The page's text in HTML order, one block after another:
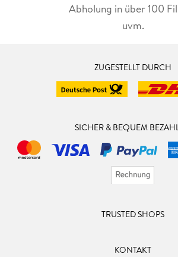
Abholung in über 100
uvm.
ZUGESTELLT DURCH
SICHER & BEQUEM
TRUSTED SHOPS
KONTAKT